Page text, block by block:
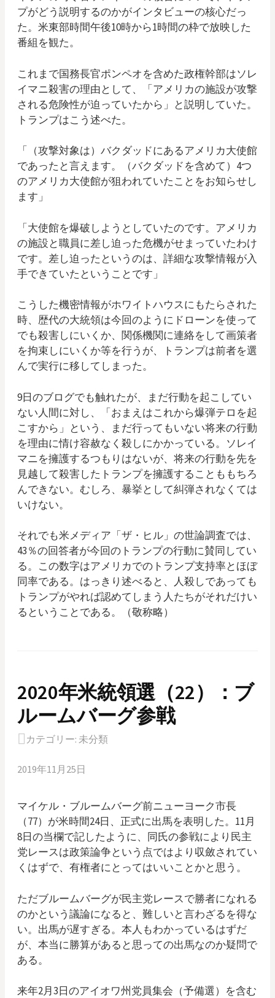
プがどう説明するのかがインタビューの核心だっ
た。米東部時間午後10時から1時間の枠で放映した
番組を観た。
これまで国務長官ポンペオを含めた政権幹部はソレ
イマニ殺害の理由として、「アメリカの施設が攻撃
される危険性が迫っていたから」と説明していた。
トランプはこう述べた。
「（攻撃対象は）バクダッドにあるアメリカ大使館
であったと言えます。（バクダッドを含めて）4つ
のアメリカ大使館が狙われていたことをお知らせし
ます」
「大使館を爆破しようとしていたのです。アメリカ
の施設と職員に差し迫った危機がせまっていたわけ
です。差し迫ったというのは、詳細な攻撃情報が入
手できていたということです」
こうした機密情報がホワイトハウスにもたらされた
時、歴代の大統領は今回のようにドローンを使って
でも殺害しにいくか、関係機関に連絡をして画策者
を拘束しにいくか等を行うが、トランプは前者を選
んで実行に移してしまった。
9日のブログでも触れたが、まだ行動を起こしてい
ない人間に対し、「おまえはこれから爆弾テロを起
こすから」という、まだ行ってもいない将来の行動
を理由に情け容赦なく殺しにかかっている。ソレイ
マニを擁護するつもりはないが、将来の行動を先を
見越して殺害したトランプを擁護することももちろ
んできない。むしろ、暴挙として糾弾されなくては
いけない。
それでも米メディア「ザ・ヒル」の世論調査では、
43％の回答者が今回のトランプの行動に賛同してい
る。この数字はアメリカでのトランプ支持率とほぼ
同率である。はっきり述べると、人殺しであっても
トランプがやれば認めてしまう人たちがそれだけい
るということである。（敬称略）
2020年米統領選（22）：ブ
ルームバーグ参戦
カテゴリー: 未分類
2019年11月25日
マイケル・ブルームバーグ前ニューヨーク市長
（77）が米時間24日、正式に出馬を表明した。11月
8日の当欄で記したように、同氏の参戦により民主
党レースは政策論争という点ではより収斂されてい
くはずで、有権者にとってはいいことかと思う。
ただブルームバーグが民主党レースで勝者になれる
のかという議論になると、難しいと言わざるを得な
い。出馬が遅すぎる。本人もわかっているはずだ
が、本当に勝算があると思っての出馬なのか疑問で
ある。
来年2月3日のアイオワ州党員集会（予備選）を含む